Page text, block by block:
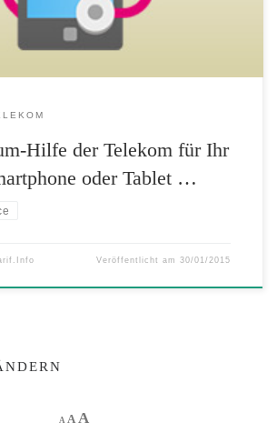
100 Handys, […]
Hilfe der Telekom für Ihr
oder Tablet …
Veröffentlicht am30/01/2015
A Decrease font size.
AReset font size.
AIncrease font size.